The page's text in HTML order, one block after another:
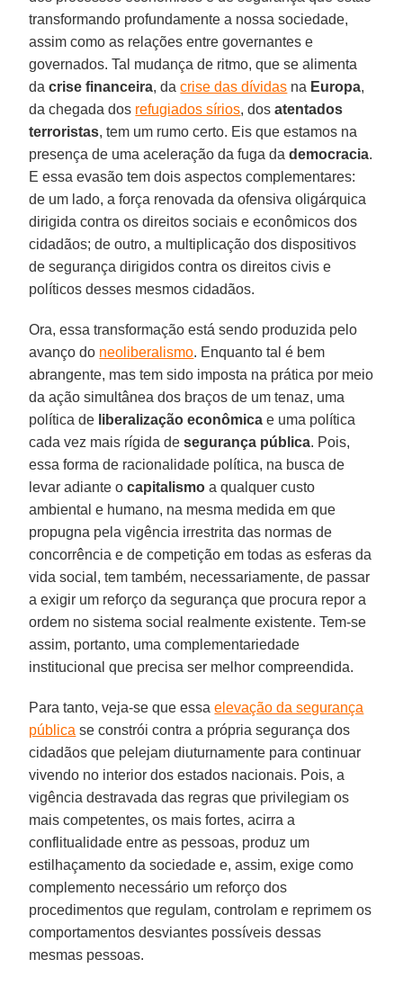
transformando profundamente a nossa sociedade,
assim como as relações entre governantes e
governados. Tal mudança de ritmo, que se alimenta
dacrise financeira, dacrise das dívidas na Europa,
da chegada dos refugiados sírios, dosatentados
terroristas, tem um rumo certo. Eis que estamos na
presença de uma aceleração da fuga dademocracia.
E essa evasão tem dois aspectos complementares:
de um lado, a força renovada da ofensiva oligárquica
dirigida contra os direitos sociais e econômicos dos
cidadãos; de outro, a multiplicação dos dispositivos
de segurança dirigidos contra os direitos civis e
políticos desses mesmos cidadãos.
Ora, essa transformação está sendo produzida pelo
avanço do neoliberalismo. Enquanto tal é bem
abrangente, mas tem sido imposta na prática por meio
da ação simultânea dos braços de um tenaz, uma
política de liberalização econômica e uma política
cada vez mais rígida desegurança pública. Pois,
essa forma de racionalidade política, na busca de
levar adiante ocapitalismo a qualquer custo
ambiental e humano, na mesma medida em que
propugna pela vigência irrestrita das normas de
concorrência e de competição em todas as esferas da
vida social, tem também, necessariamente, de passar
a exigir um reforço da segurança que procura repor a
ordem no sistema social realmente existente. Tem-se
assim, portanto, uma complementariedade
institucional que precisa ser melhor compreendida.
Para tanto, veja-se que essaelevação da segurança
pública se constrói contra a própria segurança dos
cidadãos que pelejam diuturnamente para continuar
vivendo no interior dos estados nacionais. Pois, a
vigência destravada das regras que privilegiam os
mais competentes, os mais fortes, acirra a
conflitualidade entre as pessoas, produz um
estilhaçamento da sociedade e, assim, exige como
complemento necessário um reforço dos
procedimentos que regulam, controlam e reprimem os
comportamentos desviantes possíveis dessas
mesmas pessoas.